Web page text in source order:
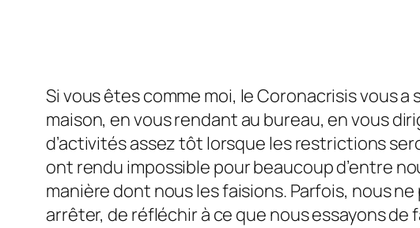
Si vous êtes comme moi, le Coronacrisis vous
maison, en vous rendant au bureau, en vous
d’activités assez tôt lorsque les restrictions
ont rendu impossible pour beaucoup d’entre
manière dont nous les faisions. Parfois, nous
arrêter, de réfléchir à ce que nous essayons